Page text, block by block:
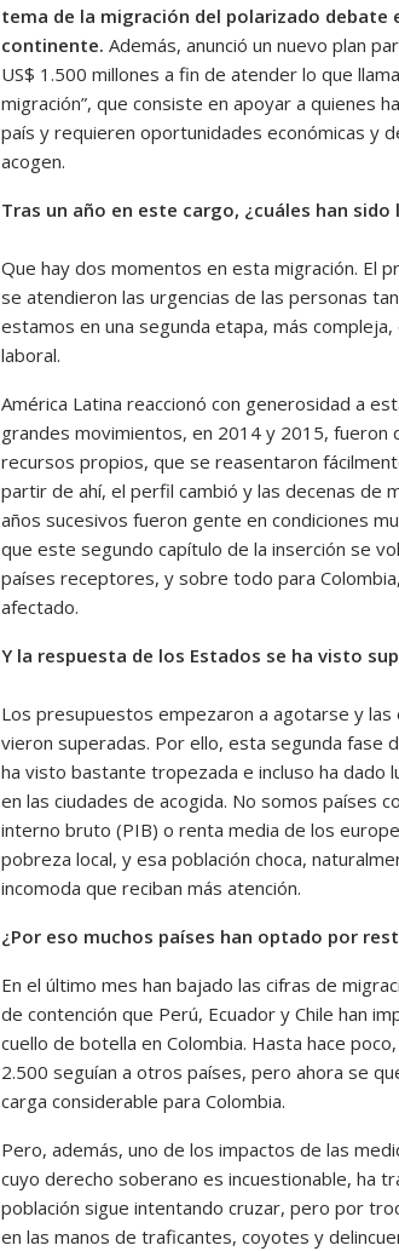
tema de la migración del polarizado debate
continente. Además, anunció un nuevo plan
US$ 1.500 millones a fin de atender lo que
migración”, que consiste en apoyar a quienes
país y requieren oportunidades económicas y
acogen.
Tras un año en este cargo, ¿cuáles han
Que hay dos momentos en esta migración. El
se atendieron las urgencias de las personas
estamos en una segunda etapa, más
laboral.
América Latina reaccionó con generosidad a
grandes movimientos, en 2014 y 2015, fueron
recursos propios, que se reasentaron
partir de ahí, el perfil cambió y las decenas de
años sucesivos fueron gente en condiciones
que este segundo capítulo de la inserción se
países receptores, y sobre todo para
afectado.
Y la respuesta de los Estados se ha visto
Los presupuestos empezaron a agotarse y
vieron superadas. Por ello, esta segunda fase
ha visto bastante tropezada e incluso ha dado
en las ciudades de acogida. No somos países
interno bruto (PIB) o renta media de los
pobreza local, y esa población choca,
incomoda que reciban más atención.
¿Por eso muchos países han optado por
En el último mes han bajado las cifras de
de contención que Perú, Ecuador y Chile han
cuello de botella en Colombia. Hasta hace
2.500 seguían a otros países, pero ahora se
carga considerable para Colombia.
Pero, además, uno de los impactos de las
cuyo derecho soberano es incuestionable, ha
población sigue intentando cruzar, pero por
en las manos de traficantes, coyotes y